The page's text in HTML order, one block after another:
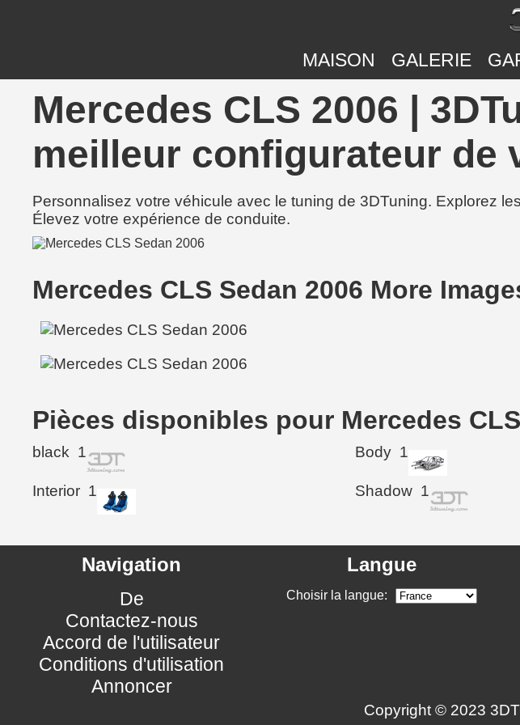
MAISON GALERIE
Mercedes CLS 2006 |
meilleur configurateur de
Personnalisez votre véhicule avec le tuning de 3DTuning. Explorez
Élevez votre expérience de conduite.
Mercedes CLS Sedan 2006 More
Pièces disponibles pour Mercedes
black 1 Body 1
Interior 1 Shadow 1
Navigation
De
Contactez-nous
Accord de l'utilisateur
Conditions d'utilisation
Annoncer
Langue
Choisir la langue:
Copyright © 2023